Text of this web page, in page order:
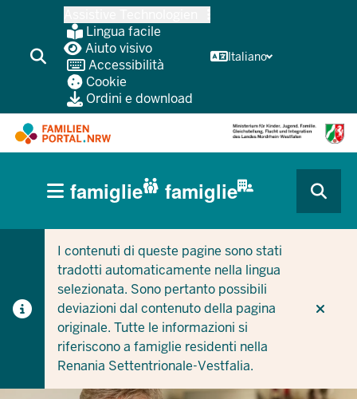
contenuto
principale
Lingua facile
Aiuto visivo
Accessibilità
Cookie
Ordini e download
Italiano
CURRENT SECTION PER LE AZIENDE/COMUNI
CURRENT SECTION PER LE FAMIGLIE
HAUPTNAVIGATION
(BÜRGERBEREICH
famiglie famiglie
I contenuti di queste pagine sono stati
tradotti automaticamente nella lingua
selezionata. Sono pertanto possibili
deviazioni dal contenuto della pagina
originale. Tutte le informazioni si
riferiscono a famiglie residenti nella
Renania Settentrionale-Vestfalia.